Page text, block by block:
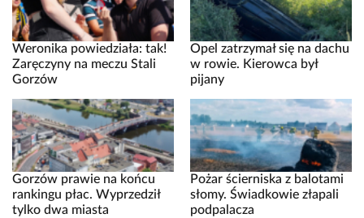
Weronika powiedziała: tak!
Zaręczyny na meczu Stali
Gorzów
Opel zatrzymał się na dachu
w rowie. Kierowca był
pijany
Gorzów prawie na końcu
rankingu płac. Wyprzedził
tylko dwa miasta
Pożar ścierniska z balotami
słomy. Świadkowie złapali
podpalacza